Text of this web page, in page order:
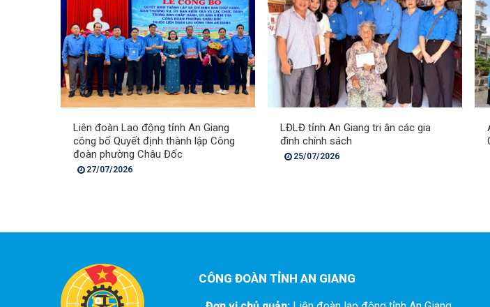
Liên đoàn Lao động tỉnh An Giang
công bố Quyết định thành lập Công
đoàn phường Châu Đốc
27/07/2026
LĐLĐ tỉnh An Giang tri ân các gia
đình chính sách
25/07/2026
CÔNG ĐOÀN TỈNH AN GIANG